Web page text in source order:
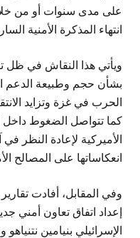
على مدى سنوات أو من
انتهاء المذكرة الأمنية
ويأتي هذا النقاش في ظل
بشأن حجم وطبيعة الدعم
الحرب في غزة وتزايد
كما تتواصل الضغوط داخل
الأميركية لإعادة النظر
انعكاساتها على المصالح
وفي المقابل، أفادت
إعداد اتفاق تعاون أمني
الإسرائيلي بنيامين